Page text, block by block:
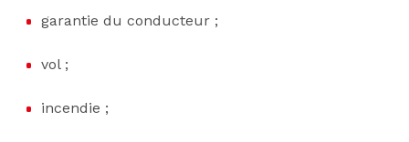
garantie du conducteur ;
vol ;
incendie ;